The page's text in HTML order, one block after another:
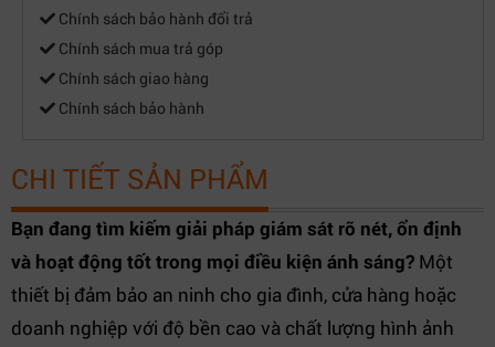
Chính sách bảo hành đổi trả
Chính sách mua trả góp
Chính sách giao hàng
Chính sách bảo hành
CHI TIẾT SẢN PHẨM
Bạn đang tìm kiếm giải pháp giám sát rõ nét, ổn định
và hoạt động tốt trong mọi điều kiện ánh sáng? Một
thiết bị đảm bảo an ninh cho gia đình, cửa hàng hoặc
doanh nghiệp với độ bền cao và chất lượng hình ảnh